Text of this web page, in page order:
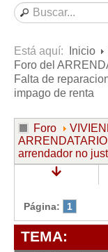
Contratos de
De uso distinto al
Otros contratos de
Requerimientos y
Para contratos
Para contratos de
Formularios
Modelos de
Requerimientos y
Formularios
Está aquí: Inicio
Foro del
Falta de
impago de renta
Foro
ARRENDATARIO
arrendador no
Página: 1
TEMA: